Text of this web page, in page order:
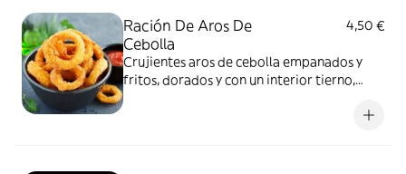
Ración De Aros De
Cebolla
4,50 €
Crujientes aros de cebolla empanados y
fritos, dorados y con un interior tierno,